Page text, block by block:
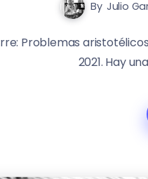
By Julio
Problemas
2021. Hay